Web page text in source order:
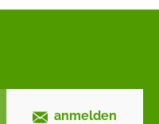
anmelden